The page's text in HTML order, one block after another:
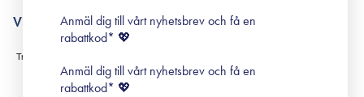
Black Friday
Villkor
Leverans & Retur
Köpvillkor
Prenumerationsvillkor
Anmäl dig till vårt nyhetsbrev och få en
rabattkod* 💖
Anmäl dig till vårt nyhetsbrev och få en
rabattkod* 💖